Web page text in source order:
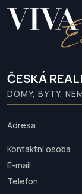
ČESKÁ
DOMY, BYTY,
Adresa
Kontaktní osoba
E-mail
Telefon